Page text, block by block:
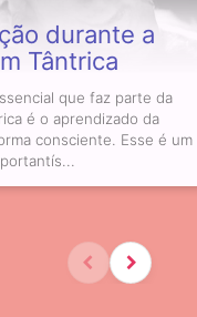
durante a
Tântrica
que faz parte da
é o aprendizado da
consciente. Esse é um